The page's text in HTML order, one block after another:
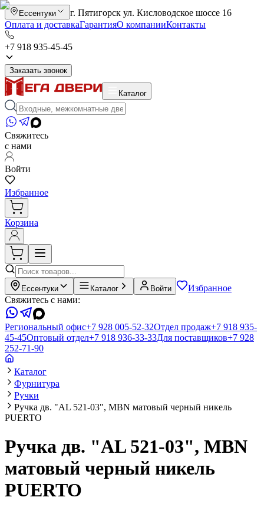
Ессентуки
г. Пятигорск ул. Кисловодское шоссе 16
Оплата и доставкаГарантияО компанииКонтакты
+7 918 935-45-45
Заказать звонок
Каталог
Свяжитесь
с нами
Войти
Избранное
Корзина
Ессентуки Каталог Войти
Избранное
Свяжитесь с нами:
Региональный офис+7 928 005-52-32Отдел продаж+7 918 935-
45-45Оптовый отдел+7 918 936-33-33Для поставщиков+7 928
252-71-90
Каталог
Фурнитура
Ручки
Ручка дв. "AL 521-03", MBN матовый черный никель
PUERTO
Ручка дв. "AL 521-03", MBN
матовый черный никель
PUERTO